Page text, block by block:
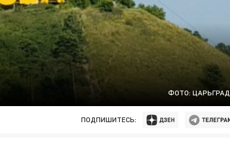
ФОТО: ЦАРЬГРАД
ПОДПИШИТЕСЬ: